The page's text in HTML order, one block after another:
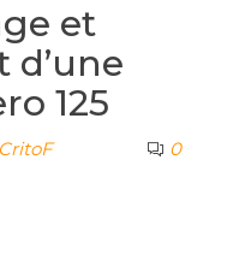
et
d’une
125
CritoF 0